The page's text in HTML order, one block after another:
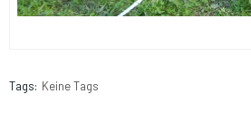
Tags: Keine Tags